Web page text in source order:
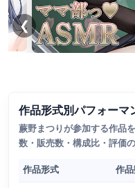
❮
作品形式別パフォーマ
蕨野まつりが参加する作品
数・販売数・構成比・評価の
作品形式 作